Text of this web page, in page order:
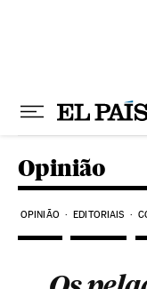
Opinião
OPINIÃO EDITORIAIS